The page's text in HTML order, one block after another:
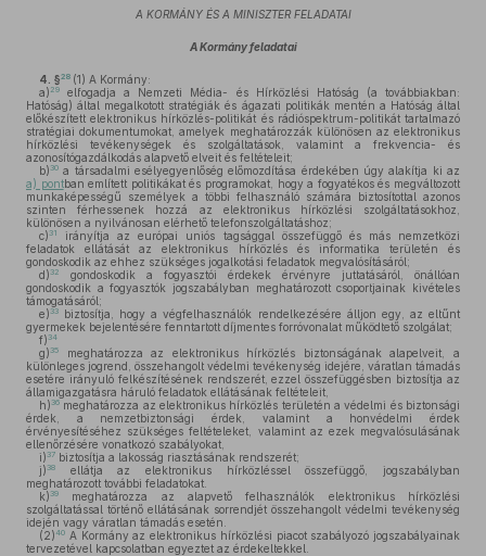
A KORMÁNY ÉS A MINISZTER FELADATAI
A Kormány feladatai
4. §28 (1) A Kormány:
a) 29
elfogadja a Nemzeti Média- és Hírközlési Hatóság (a továbbiakban:
Hatóság) által megalkotott stratégiák és ágazati politikák mentén a Hatóság által
előkészített elektronikus hírközlés-politikát és rádióspektrum-politikát tartalmazó
stratégiai dokumentumokat, amelyek meghatározzák különösen az elektronikus
hírközlési tevékenységek és szolgáltatások, valamint a frekvencia- és
azonosítógazdálkodás alapvető elveit és feltételeit;
b) 30 a társadalmi esélyegyenlőség előmozdítása érdekében úgy alakítja ki az
a) pontban említett politikákat és programokat, hogy a fogyatékos és megváltozott
munkaképességű személyek a többi felhasználó számára biztosítottal azonos
szinten férhessenek hozzá az elektronikus hírközlési szolgáltatásokhoz,
különösen a nyilvánosan elérhető telefonszolgáltatáshoz;
c) 31
irányítja az európai uniós tagsággal összefüggő és más nemzetközi
feladatok ellátását az elektronikus hírközlés és informatika területén és
gondoskodik az ehhez szükséges jogalkotási feladatok megvalósításáról;
d) 32
gondoskodik a fogyasztói érdekek érvényre juttatásáról, önállóan
gondoskodik a fogyasztók jogszabályban meghatározott csoportjainak kivételes
támogatásáról;
e) 33
biztosítja, hogy a végfelhasználók rendelkezésére álljon egy, az eltűnt
gyermekek bejelentésére fenntartott díjmentes forróvonalat működtető szolgálat;
f) 34
g) 35
meghatározza az elektronikus hírközlés biztonságának alapelveit, a
különleges jogrend, összehangolt védelmi tevékenység idejére, váratlan támadás
esetére irányuló felkészítésének rendszerét, ezzel összefüggésben biztosítja az
államigazgatásra háruló feladatok ellátásának feltételeit,
h) 36 meghatározza az elektronikus hírközlés területén a védelmi és biztonsági
érdek, a nemzetbiztonsági érdek, valamint a honvédelmi érdek
érvényesítéséhez szükséges feltételeket, valamint az ezek megvalósulásának
ellenőrzésére vonatkozó szabályokat,
i) 37 biztosítja a lakosság riasztásának rendszerét;
j) 38
ellátja az elektronikus hírközléssel összefüggő, jogszabályban
meghatározott további feladatokat.
k) 39
meghatározza az alapvető felhasználók elektronikus hírközlési
szolgáltatással történő ellátásának sorrendjét összehangolt védelmi tevékenység
idején vagy váratlan támadás esetén.
(2)40 A Kormány az elektronikus hírközlési piacot szabályozó jogszabályainak
tervezetével kapcsolatban egyeztet az érdekeltekkel.